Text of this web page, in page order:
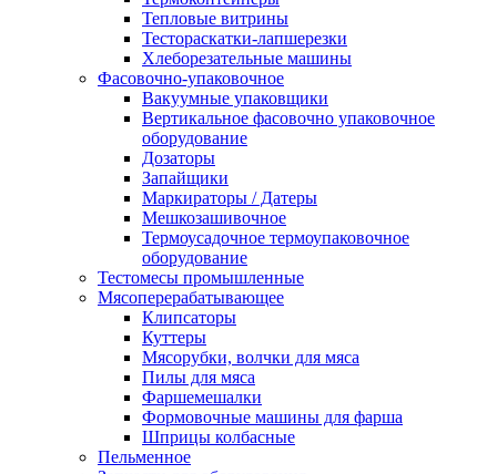
Тепловые витрины
Тестораскатки-лапшерезки
Хлеборезательные машины
Фасовочно-упаковочное
Вакуумные упаковщики
Вертикальное фасовочно упаковочное
оборудование
Дозаторы
Запайщики
Маркираторы / Датеры
Мешкозашивочное
Термоусадочное термоупаковочное
оборудование
Тестомесы промышленные
Мясоперерабатывающее
Клипсаторы
Куттеры
Мясорубки, волчки для мяса
Пилы для мяса
Фаршемешалки
Формовочные машины для фарша
Шприцы колбасные
Пельменное